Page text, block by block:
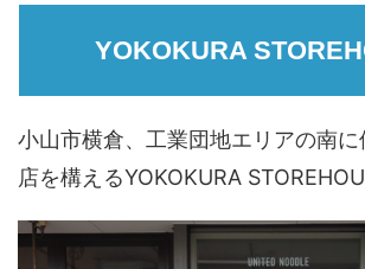
YOKOKURA
小山市横倉、工業団地エリアの南
店を構えるYOKOKURA